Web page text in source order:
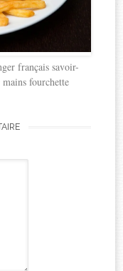
français savoir-
fourchette